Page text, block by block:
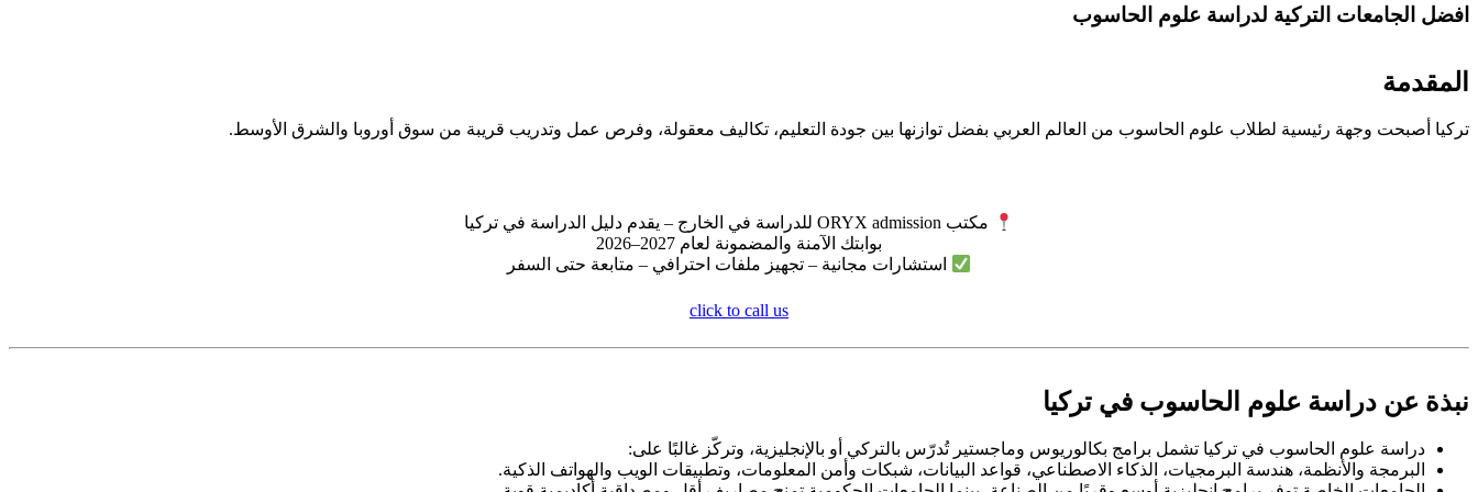
افضل الجامعات التركية لدراسة علوم الحاسوب
المقدمة
تركيا أصبحت وجهة رئيسية لطلاب علوم الحاسوب من العالم العربي بفضل توازنها بين جودة التعليم، تكاليف معقولة، وفرص عمل وتدريب قريبة من سوق أوروبا والشرق الأوسط.
مكتب ORYX admission للدراسة في الخارج – يقدم دليل الدراسة في تركيا
بوابتك الآمنة والمضمونة لعام 2027–2026
استشارات مجانية – تجهيز ملفات احترافي – متابعة حتى السفر
click to call us
نبذة عن دراسة علوم الحاسوب في تركيا
دراسة علوم الحاسوب في تركيا تشمل برامج بكالوريوس وماجستير تُدرّس بالتركي أو بالإنجليزية، وتركّز غالبًا على:
البرمجة والأنظمة، هندسة البرمجيات، الذكاء الاصطناعي، قواعد البيانات، شبكات وأمن المعلومات، وتطبيقات الويب والهواتف الذكية.